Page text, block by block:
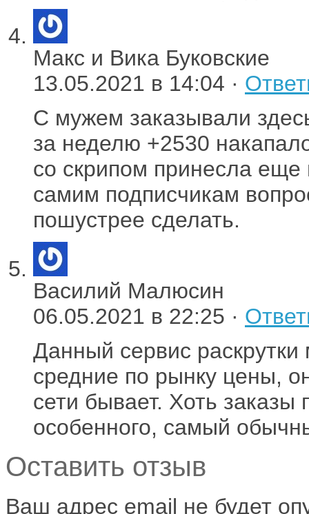
Макс и Вика Буковские
13.05.2021 в 14:04 ·
С мужем заказывали
за неделю +2530
со скрипом принесла
самим подписчикам
пошустрее сделать.
Василий Малюсин
06.05.2021 в 22:25 ·
Дaнный cepвиc
средние по рынку цены,
сети бывает. Хоть заказы
особенного, самый
Оставить отзыв
Ваш адрес email не будет